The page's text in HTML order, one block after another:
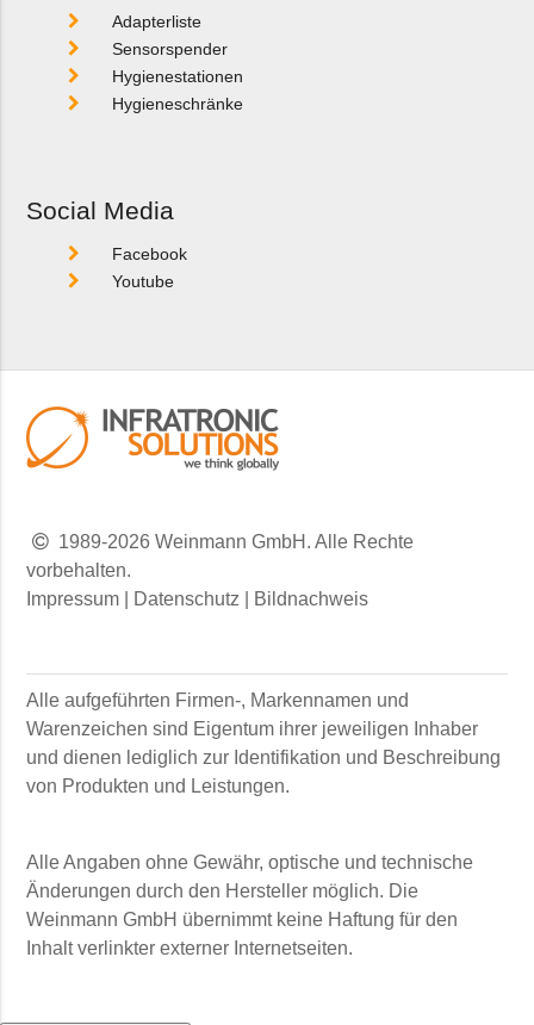
Adapterliste
Sensorspender
Hygienestationen
Hygieneschränke
Social Media
Facebook
Youtube
1989-2026 Weinmann GmbH. Alle Rechte
vorbehalten.
Impressum
Datenschutz Bildnachweis
Alle aufgeführten Firmen-, Markennamen und
Warenzeichen sind Eigentum ihrer jeweiligen Inhaber
und dienen lediglich zur Identifikation und Beschreibung
von Produkten und Leistungen.
Alle Angaben ohne Gewähr, optische und technische
Änderungen durch den Hersteller möglich. Die
Weinmann GmbH übernimmt keine Haftung für den
Inhalt verlinkter externer Internetseiten.